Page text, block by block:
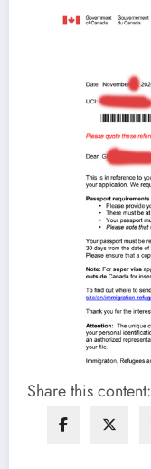
Share this content: